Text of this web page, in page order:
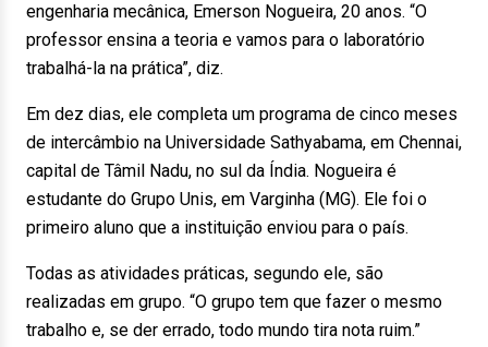
engenharia mecânica, Emerson Nogueira, 20 anos. “O
professor ensina a teoria e vamos para o laboratório
trabalhá-la na prática”, diz.
Em dez dias, ele completa um programa de cinco meses
de intercâmbio na Universidade Sathyabama, em Chennai,
capital de Tâmil Nadu, no sul da Índia. Nogueira é
estudante do Grupo Unis, em Varginha (MG). Ele foi o
primeiro aluno que a instituição enviou para o país.
Todas as atividades práticas, segundo ele, são
realizadas em grupo. “O grupo tem que fazer o mesmo
trabalho e, se der errado, todo mundo tira nota ruim.”